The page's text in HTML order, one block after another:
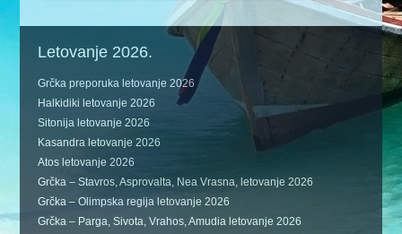
Letovanje 2026.
Grčka preporuka letovanje 2026
Halkidiki letovanje 2026
Sitonija letovanje 2026
Kasandra letovanje 2026
Atos letovanje 2026
Grčka – Stavros, Asprovalta, Nea Vrasna, letovanje 2026
Grčka – Olimpska regija letovanje 2026
Grčka – Parga, Sivota, Vrahos, Amudia letovanje 2026